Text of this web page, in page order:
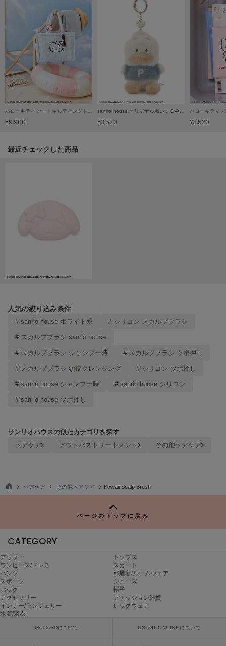
ミュシャ
NEW Balance
ニューバランス
ネズ
ORR
PATRICK
Philly chocolate
poláura
ポローラ
サロモン
sanrio house
サンリオハウス
SESAME STREET MARKET
セサミストリートマーケット
¥9,900 ¥3,520
ハローキティ
¥3,520
関連記事
最近チェックした商品
人気の絞り込み条件
# sanrio house ホワイト系 # シリコン スカルプブラシ
# スカルプブラシ sanrio house
# スカルプブラシ シャンプー時 # スカルプブラシ ツボ押し
# スカルプブラシ 頭皮クレンジング # シリコン ツボ押し
# sanrio house シャンプー時 # sanrio house シリコン
# sanrio house ツボ押し
サンリオハウスの似たカテゴリを探す
ヘアケア アウトバストリートメント その他ヘアケア
TO
ヘアケア その他ヘアケア Kawaii Scalp Brush
ページのトップに戻る
CATEGORY
アウター
トップス
ワンピース/ドレス
スカート
パンツ
部屋着/ルームウェア
スポーツ
シューズ
バッグ
帽子
アクセサリー
ファッション雑貨
インナー/ランジェリー
レッグウェア
水着/浴衣
MA CARDについて USAGI ONLINEについて